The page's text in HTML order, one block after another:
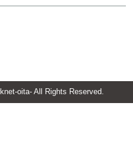
oita- All Rights Reserved.